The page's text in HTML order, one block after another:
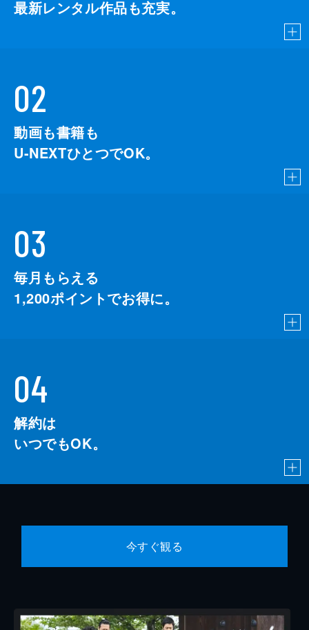
最新レンタル作品も充実。
02
動画も書籍も
U-NEXTひとつでOK。
03
毎月もらえる
1,200ポイントでお得に。
04
解約は
いつでもOK。
今すぐ観る